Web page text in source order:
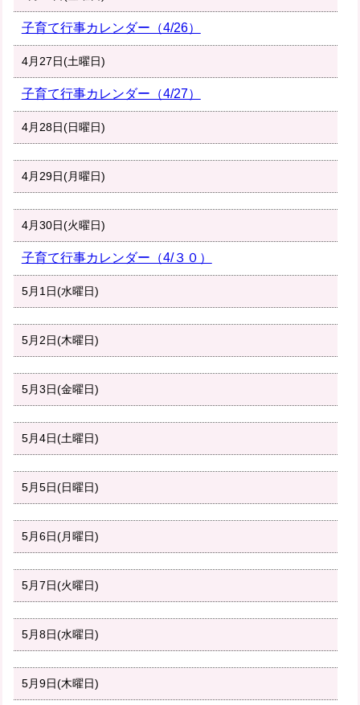
子育て行事カレンダー（4/26）
4月27日(土曜日)
子育て行事カレンダー（4/27）
4月28日(日曜日)
4月29日(月曜日)
4月30日(火曜日)
子育て行事カレンダー（4/３０）
5月1日(水曜日)
5月2日(木曜日)
5月3日(金曜日)
5月4日(土曜日)
5月5日(日曜日)
5月6日(月曜日)
5月7日(火曜日)
5月8日(水曜日)
5月9日(木曜日)